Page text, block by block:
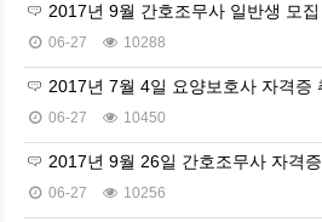
2017년 9월 간호조무사 일반생 모집
06-27 10288
2017년 7월 4일 요양보호사 자격증
06-27 10450
2017년 9월 26일 간호조무사 자격
06-27 10256